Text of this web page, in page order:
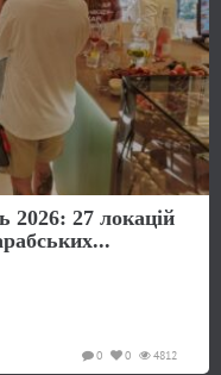
2026: 27 локацій
4812
0
0